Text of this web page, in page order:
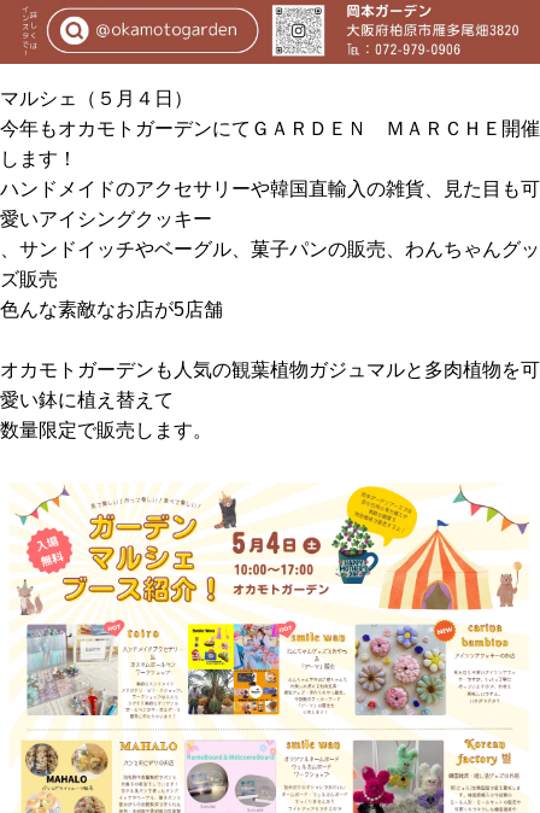
マルシェ（５月４日）
今年もオカモトガーデンにてＧＡＲＤＥＮ ＭＡＲＣＨＥ開催
します！
ハンドメイドのアクセサリーや韓国直輸入の雑貨、見た目も可
愛いアイシングクッキー
、サンドイッチやベーグル、菓子パンの販売、わんちゃんグッ
ズ販売
色んな素敵なお店が5店舗
オカモトガーデンも人気の観葉植物ガジュマルと多肉植物を可
愛い鉢に植え替えて
数量限定で販売します。